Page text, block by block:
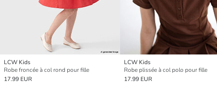
LCW Kids
Robe froncée à col rond pour fille
17.99 EUR
LCW Kids
Robe plissée à col polo pour fille
17.99 EUR